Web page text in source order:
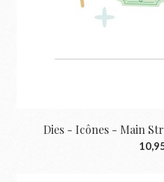
Dies - Icônes - Main